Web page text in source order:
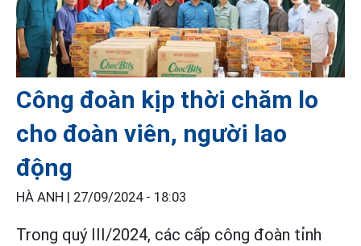
Công đoàn kịp thời chăm lo
cho đoàn viên, người lao
động
HÀ ANH | 27/09/2024 - 18:03
Trong quý III/2024, các cấp công đoàn tỉnh